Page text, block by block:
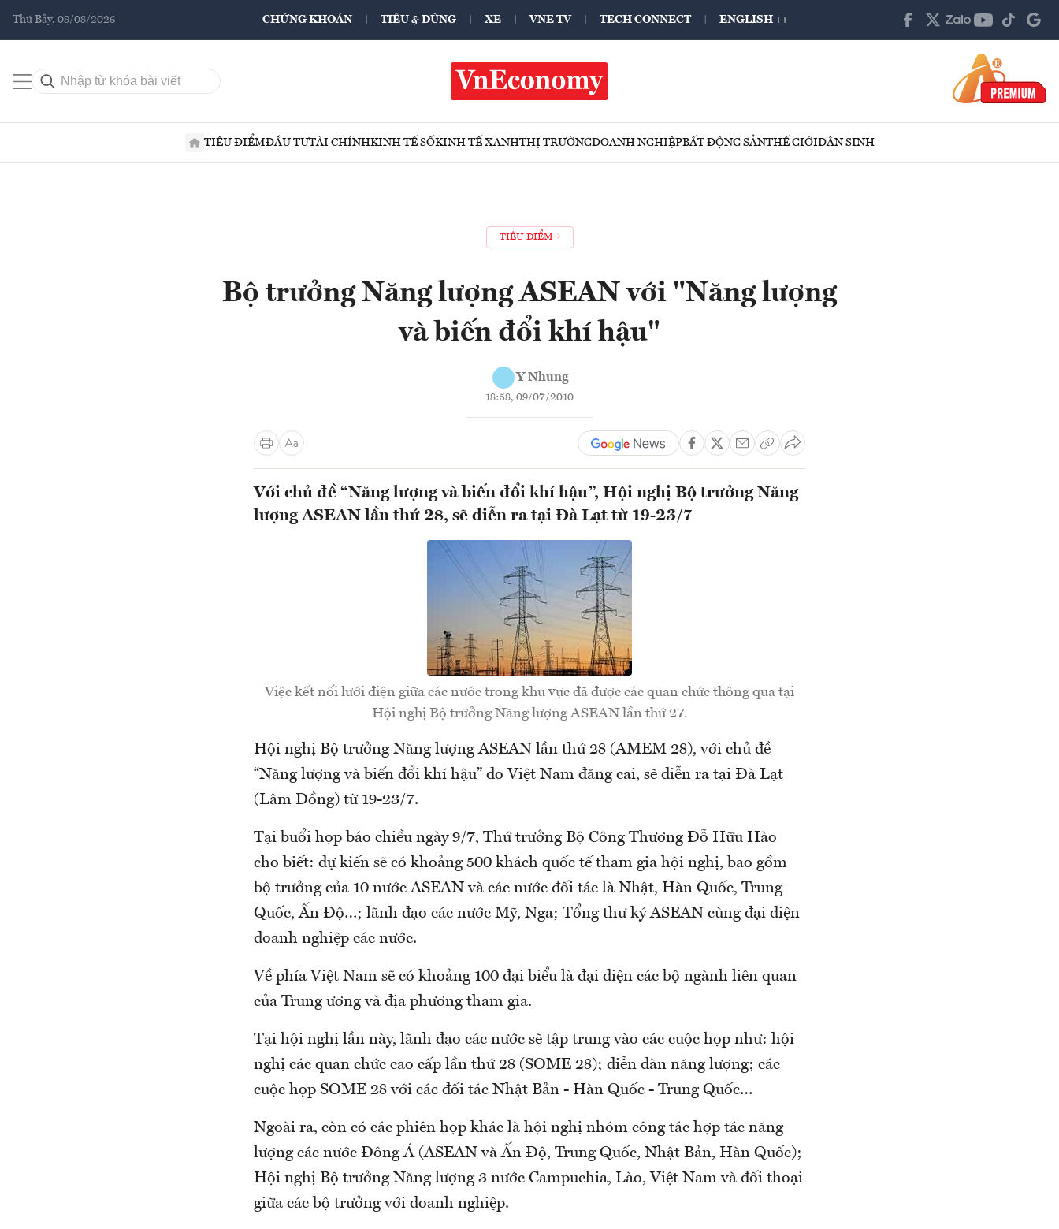
Thứ Bảy, 08/08/2026 CHỨNG KHOÁN TIÊU & DÙNG XE VNE TV TECH CONNECT ENGLISH ++
TIÊU ĐIỂMĐẦU TƯTÀI CHÍNHKINH TẾ SỐKINH TẾ XANHTHỊ TRƯỜNGDOANH NGHIỆPBẤT ĐỘNG SẢNTHẾ GIỚIDÂN SINH
TIÊU ĐIỂM
Bộ trưởng Năng lượng ASEAN với "Năng lượng
và biến đổi khí hậu"
Y Nhung
18:58, 09/07/2010
Với chủ đề “Năng lượng và biến đổi khí hậu”, Hội nghị Bộ trưởng Năng
lượng ASEAN lần thứ 28, sẽ diễn ra tại Đà Lạt từ 19-23/7
Việc kết nối lưới điện giữa các nước trong khu vực đã được các quan chức thông qua tại
Hội nghị Bộ trưởng Năng lượng ASEAN lần thứ 27.
Hội nghị Bộ trưởng Năng lượng ASEAN lần thứ 28 (AMEM 28), với chủ đề
“Năng lượng và biến đổi khí hậu” do Việt Nam đăng cai, sẽ diễn ra tại Đà Lạt
(Lâm Đồng) từ 19-23/7.
Tại buổi họp báo chiều ngày 9/7, Thứ trưởng Bộ Công Thương Đỗ Hữu Hào
cho biết: dự kiến sẽ có khoảng 500 khách quốc tế tham gia hội nghị, bao gồm
bộ trưởng của 10 nước ASEAN và các nước đối tác là Nhật, Hàn Quốc, Trung
Quốc, Ấn Độ…; lãnh đạo các nước Mỹ, Nga; Tổng thư ký ASEAN cùng đại diện
doanh nghiệp các nước.
Về phía Việt Nam sẽ có khoảng 100 đại biểu là đại diện các bộ ngành liên quan
của Trung ương và địa phương tham gia.
Tại hội nghị lần này, lãnh đạo các nước sẽ tập trung vào các cuộc họp như: hội
nghị các quan chức cao cấp lần thứ 28 (SOME 28); diễn đàn năng lượng; các
cuộc họp SOME 28 với các đối tác Nhật Bản - Hàn Quốc - Trung Quốc…
Ngoài ra, còn có các phiên họp khác là hội nghị nhóm công tác hợp tác năng
lượng các nước Đông Á (ASEAN và Ấn Độ, Trung Quốc, Nhật Bản, Hàn Quốc);
Hội nghị Bộ trưởng Năng lượng 3 nước Campuchia, Lào, Việt Nam và đối thoại
giữa các bộ trưởng với doanh nghiệp.